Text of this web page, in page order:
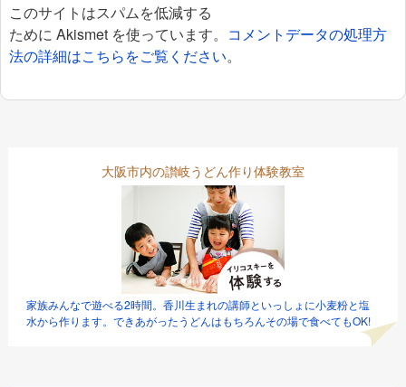
このサイトはスパムを低減する
ために Akismet を使っています。 コメントデータの処理方
法の詳細はこちらをご覧ください。
大阪市内の讃岐うどん作り体験教室
家族みんなで遊べる2時間。香川生まれの講師といっしょに小麦粉と塩
水から作ります。できあがったうどんはもちろんその場で食べてもOK!